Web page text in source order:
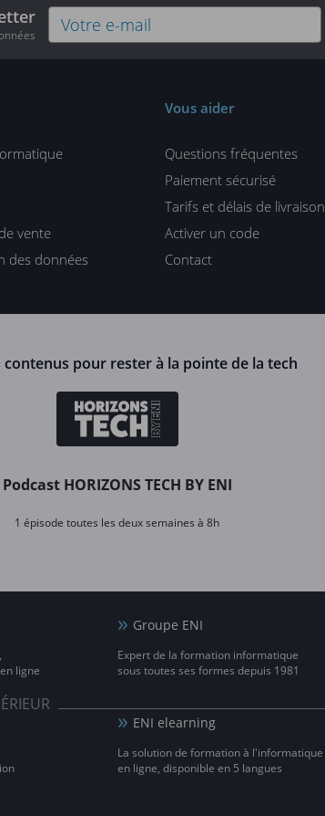
vente
des données
Vous aider
Questions fréquentes
Paiement sécurisé
Tarifs et délais de livraison
Activer un code
Contact
contenus pour rester à la pointe de la tech
Podcast HORIZONS TECH BY ENI
1 épisode toutes les deux semaines à 8h
ligne
Groupe ENI
Expert de la formation informatique
sous toutes ses formes depuis 1981
ENI elearning
La solution de formation à l'informatique
en ligne, disponible en 5 langues